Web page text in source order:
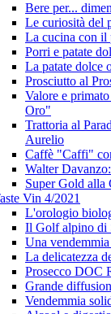
Bere per...
Le curiosità del
La cucina con il
Porri e patate
La patate dolce
Prosciutto al
Valore e
Oro"
Trattoria al
Aurelio
Caffè "Caffi"
Walter
Super Gold alla
Vin 4/2021
L'orologio
Il Golf alpino di
Una
La delicatezza
Prosecco DOC
Grande
Vendemmia